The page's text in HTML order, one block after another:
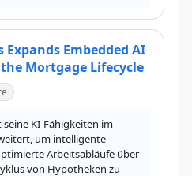
Expands Embedded AI
Mortgage Lifecycle
seine KI-Fähigkeiten im
um intelligente
Arbeitsabläufe über
von Hypotheken zu